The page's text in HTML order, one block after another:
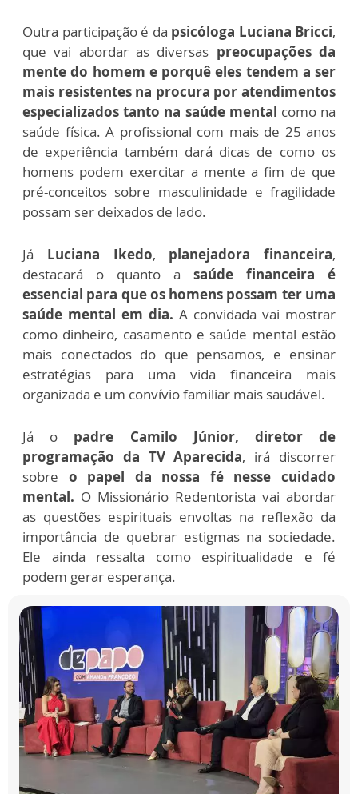
Outra participação é da psicóloga Luciana Bricci,
que vai abordar as diversas preocupações da
mente do homem e porquê eles tendem a ser
mais resistentes na procura por atendimentos
especializados tanto na saúde mental como na
saúde física. A profissional com mais de 25 anos
de experiência também dará dicas de como os
homens podem exercitar a mente a fim de que
pré-conceitos sobre masculinidade e fragilidade
possam ser deixados de lado.
Já Luciana Ikedo, planejadora financeira,
destacará o quanto a saúde financeira é
essencial para que os homens possam ter uma
saúde mental em dia. A convidada vai mostrar
como dinheiro, casamento e saúde mental estão
mais conectados do que pensamos, e ensinar
estratégias para uma vida financeira mais
organizada e um convívio familiar mais saudável.
Já o padre Camilo Júnior, diretor de
programação da TV Aparecida, irá discorrer
sobre o papel da nossa fé nesse cuidado
mental. O Missionário Redentorista vai abordar
as questões espirituais envoltas na reflexão da
importância de quebrar estigmas na sociedade.
Ele ainda ressalta como espiritualidade e fé
podem gerar esperança.